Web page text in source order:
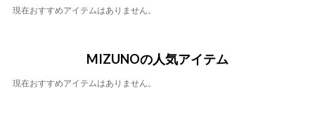
現在おすすめアイテムはありません。
MIZUNOの人気アイテム
現在おすすめアイテムはありません。